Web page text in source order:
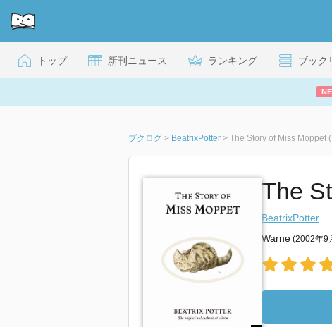
トップ 新刊ニュース ランキング ブック
ブクログ > BeatrixPotter > The Story of Miss Moppet
The
BeatrixPotter
Warne (2002年9